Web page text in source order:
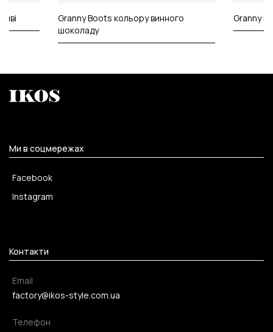
Granny Boots кольору винного
шоколаду
Granny
Ми в соцмережах
Facebook
Instagram
Контакти
Email
factory@ikos-style.com.ua
Телефон